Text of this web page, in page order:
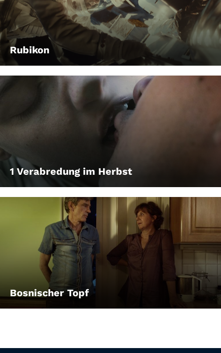
Rubikon
1 Verabredung im Herbst
Bosnischer Topf